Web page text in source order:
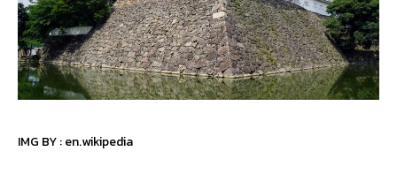
IMG BY :en.wikipedia